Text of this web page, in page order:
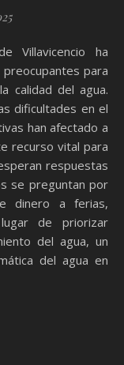
para
calidad del agua.
dificultades en el
han afectado a
recurso vital para
respuestas
se preguntan por
dinero a ferias,
de priorizar
del agua, un
del agua en